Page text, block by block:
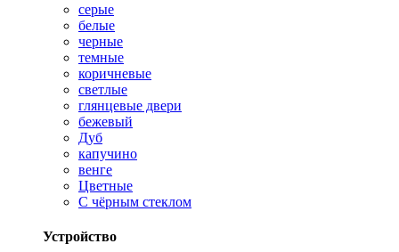
серые
белые
черные
темные
коричневые
светлые
глянцевые двери
бежевый
Дуб
капучино
венге
Цветные
С чёрным стеклом
Устройство